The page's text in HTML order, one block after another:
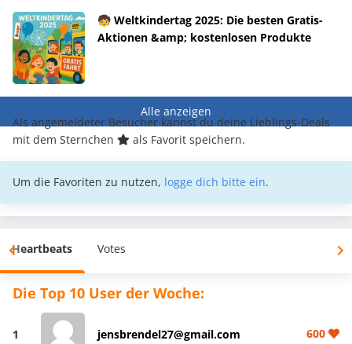
🧒 Weltkindertag 2025: Die besten Gratis-
Aktionen &amp; kostenlosen Produkte
Alle anzeigen
Als angemeldeter Besucher kannst du deine Lieblings-Deals
mit dem Sternchen
als Favorit speichern.
Um die Favoriten zu nutzen, logge dich bitte ein.
Heartbeats Votes
Die Top 10 User der Woche:
1 jensbrendel27@gmail.com 600